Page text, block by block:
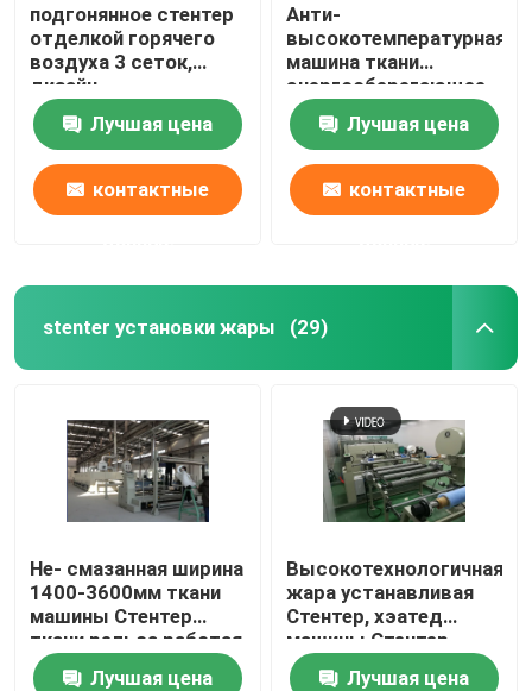
подгонянное стентер
отделкой горячего
воздуха 3 сеток,
дизайн
очеловечивания
Лучшая цена
контактные
Анти-
высокотемпературная
машина ткани
энергосберегающее
ИСО9001 Стентер
Лучшая цена
контактные
stenter установки жары (29)
Не- смазанная ширина
1400-3600мм ткани
машины Стентер
ткани рельса работая
Лучшая цена
Высокотехнологичная
жара устанавливая
Стентер, хэатед
машины Стентер
ткани электрическое
Лучшая цена